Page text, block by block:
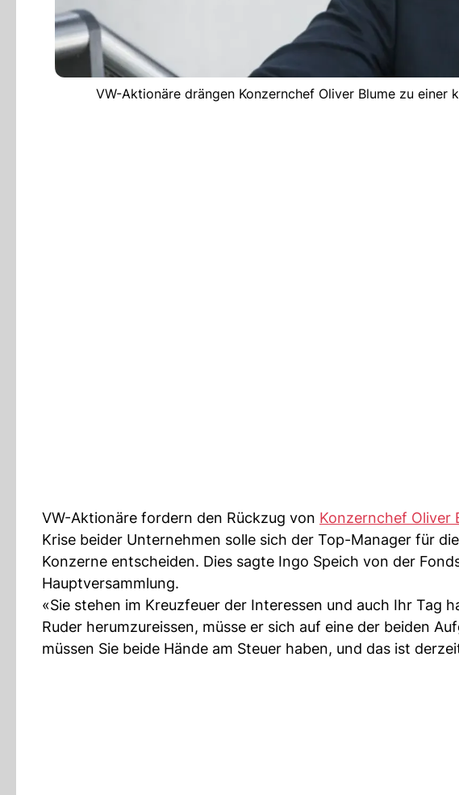
VW-Aktionäre drängen Konzernchef Oliver Blume zu einer
VW-Aktionäre fordern den Rückzug von Konzernchef Oliver
Krise beider Unternehmen solle sich der Top-Manager für
Konzerne entscheiden. Dies sagte Ingo Speich von der
Hauptversammlung.
«Sie stehen im Kreuzfeuer der Interessen und auch Ihr Tag
Ruder herumzureissen, müsse er sich auf eine der beiden
müssen Sie beide Hände am Steuer haben, und das ist